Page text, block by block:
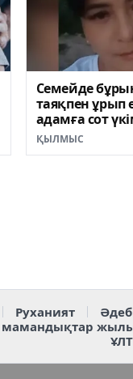
Семейде
таяқпен ұрып
адамға сот
ҚЫЛМЫС
Руханият